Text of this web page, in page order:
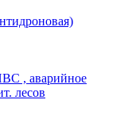
, аварийное
лесов